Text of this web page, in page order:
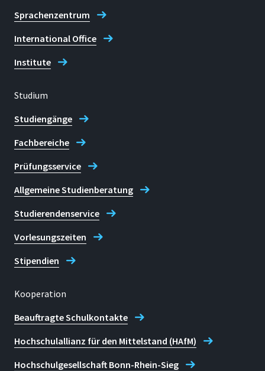
Sprachenzentrum
International Office
Institute
Studium
Studiengänge
Fachbereiche
Prüfungsservice
Allgemeine Studienberatung
Studierendenservice
Vorlesungszeiten
Stipendien
Kooperation
Beauftragte Schulkontakte
Hochschulallianz für den Mittelstand (HAfM)
Hochschulgesellschaft Bonn-Rhein-Sieg